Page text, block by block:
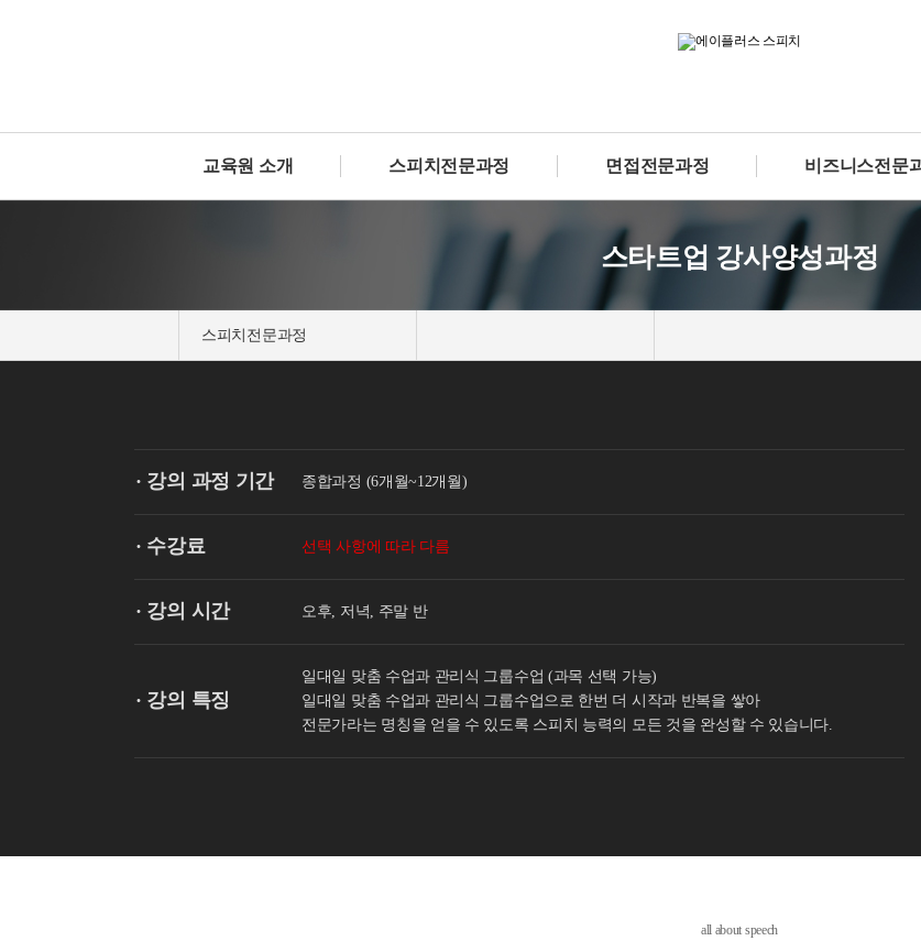
교육원 소개 스피치전문과정 면접전문과정 비즈니스전문
스타트업 강사양성과정
스피치전문과정
· 강의 과정 기간 종합과정 (6개월~12개월)
· 수강료 선택 사항에 따라 다름
· 강의 시간 오후, 저녁, 주말 반
· 강의 특징
일대일 맞춤 수업과 관리식 그룹수업 (과목 선택 가능)
일대일 맞춤 수업과 관리식 그룹수업으로 한번 더 시작과 반복을 쌓아
전문가라는 명칭을 얻을 수 있도록 스피치 능력의 모든 것을 완성할 수 있습니다.
all about speech